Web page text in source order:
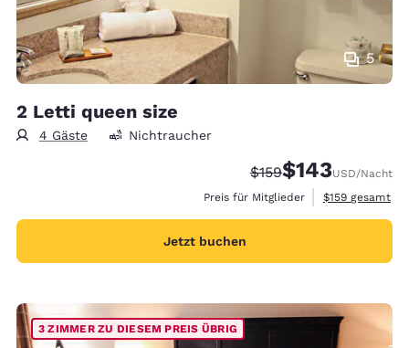
5
2 Letti queen size
4 Gäste Nichtraucher
Durchgestrichener
$159Vergünstigter
$143USD/Nacht
Preis für Mitglieder
Geschätzte
$159 gesamt
Jetzt buchen
3 ZIMMER ZU DIESEM PREIS ÜBRIG